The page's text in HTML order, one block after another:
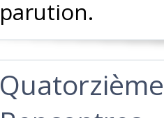
parution. ‎